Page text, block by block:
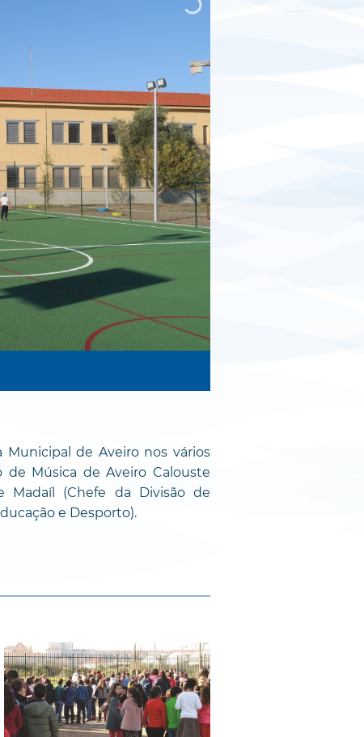
de Aveiro nos vários
de Música de Aveiro Calouste
Madaíl (Chefe da Divisão de
e Desporto).